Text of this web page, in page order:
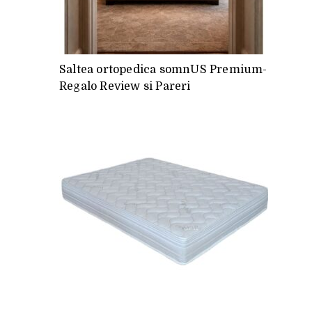
Saltea ortopedica somnUS Premium-
Regalo Review si Pareri